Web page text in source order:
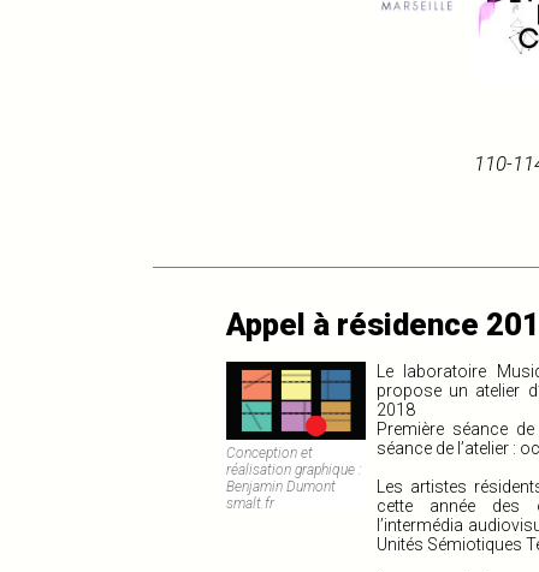
110-
Appel à résidence
Conception et
réalisation graphique :
Benjamin Dumont
smalt.fr
Le laboratoire
propose un atelier
2018
Première séance
séance de l’atelier :
Les artistes
cette année des
l’intermédia
Unités Sémiotiques